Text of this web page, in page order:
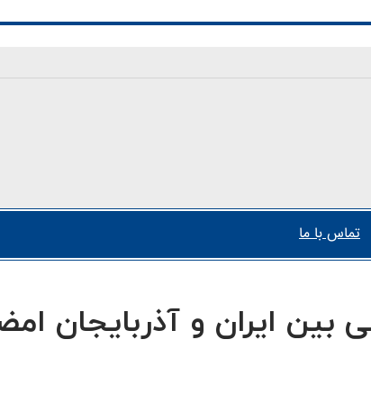
تماس با ما
بین ایران و آذربایجان